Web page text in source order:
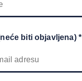
biti objavljena) *